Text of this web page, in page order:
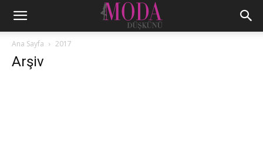
Ana Sayfa 2017
Arşiv